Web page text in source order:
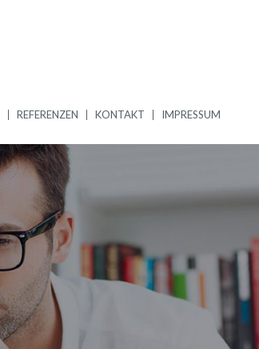
REFERENZEN KONTAKT IMPRESSUM